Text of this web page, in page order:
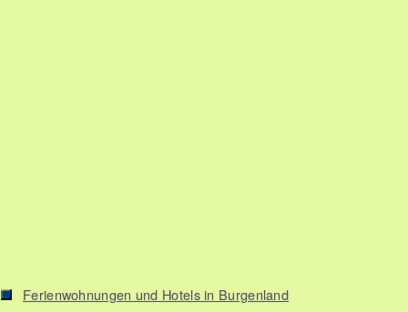
Ferienwohnungen und Hotels in Burgenland